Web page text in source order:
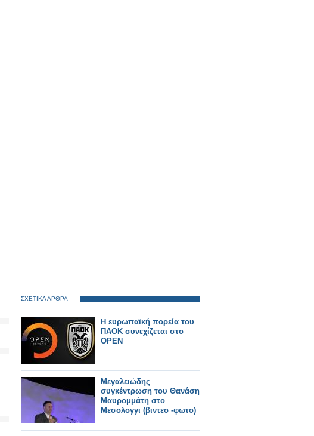
ΣΧΕΤΙΚΑ ΑΡΘΡΑ
Η ευρωπαϊκή πορεία του
ΠΑΟΚ συνεχίζεται στο
OPEN
Μεγαλειώδης
συγκέντρωση του Θανάση
Μαυρομμάτη στο
Μεσολογγι (βιντεο -φωτο)